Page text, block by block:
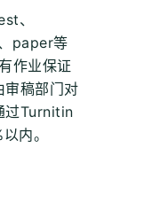
、
paper等
作业保证
审稿部门对
过Turnitin
内。